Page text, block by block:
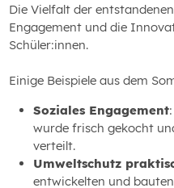
Die Vielfalt der
Engagement und die
Schüler:innen.
Einige Beispiele aus dem
Soziales Engagement
wurde frisch gekocht
verteilt.
Umweltschutz
entwickelten und